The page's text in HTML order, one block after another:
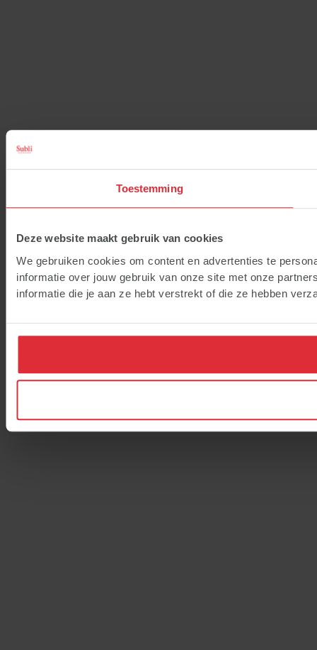
Toestemming
Deze website maakt gebruik van cookies
We gebruiken cookies om content en advertenties te
informatie over jouw gebruik van onze site met onze
informatie die je aan ze hebt verstrekt of die ze hebben